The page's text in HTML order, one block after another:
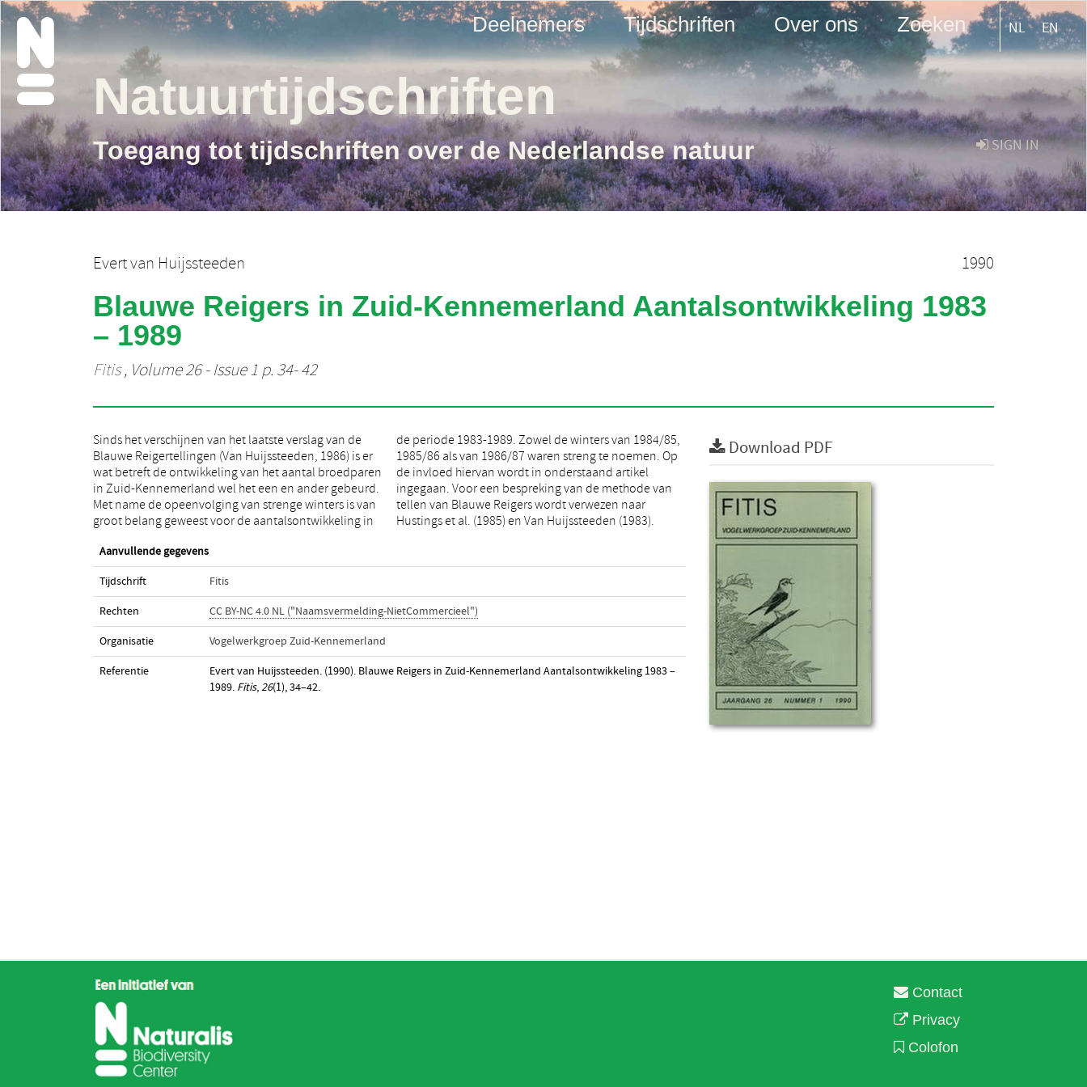
Deelnemers Tijdschriften Over ons Zoeken NL EN
SIGN IN
Natuurtijdschriften
Toegang tot tijdschriften over de Nederlandse natuur
Evert van Huijssteeden 1990
Blauwe Reigers in Zuid-Kennemerland Aantalsontwikkeling 1983
– 1989
Fitis, Volume 26 - Issue 1 p. 34- 42
Sinds het verschijnen van het laatste verslag van de
Blauwe Reigertellingen (Van Huijssteeden, 1986) is er
wat betreft de ontwikkeling van het aantal broedparen
in Zuid-Kennemerland wel het een en ander gebeurd.
Met name de opeenvolging van strenge winters is van
groot belang geweest voor de aantalsontwikkeling in
de periode 1983-1989. Zowel de winters van 1984/85,
1985/86 als van 1986/87 waren streng te noemen. Op
de invloed hiervan wordt in onderstaand artikel
ingegaan. Voor een bespreking van de methode van
tellen van Blauwe Reigers wordt verwezen naar
Hustings et al. (1985) en Van Huijssteeden (1983).
Aanvullende gegevens
Tijdschrift Fitis
Rechten CC BY-NC 4.0 NL ("Naamsvermelding-NietCommercieel")
Organisatie Vogelwerkgroep Zuid-Kennemerland
Referentie
Evert van Huijssteeden. (1990). Blauwe Reigers in Zuid-Kennemerland Aantalsontwikkeling 1983 –
1989. Fitis,26(1), 34–42.
Download PDF
Contact
Privacy
Colofon